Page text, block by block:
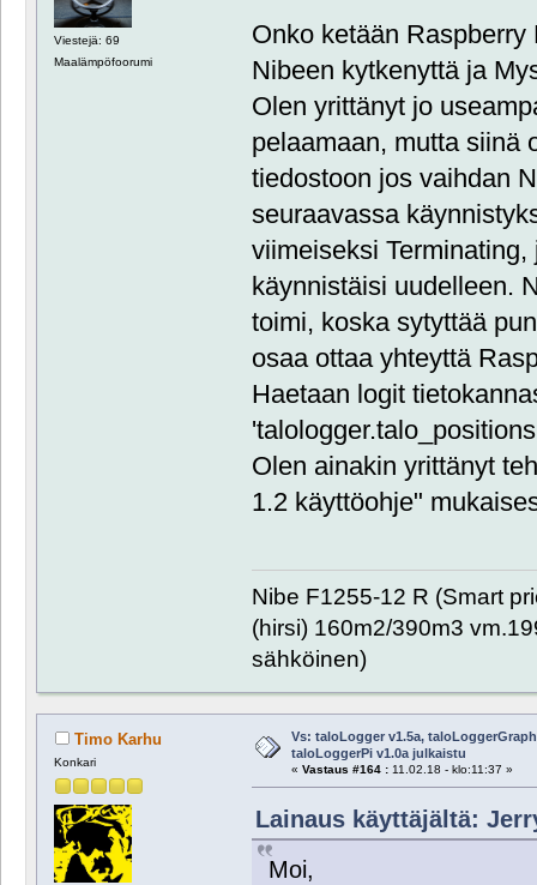
Viestejä: 69
Maalämpöfoorumi
Onko ketään
Nibeen kytkenyttä ja
Olen yrittänyt jo
pelaamaan, mutta siinä
tiedostoon jos vaihdan
seuraavassa
viimeiseksi
käynnistäisi uudelleen.
toimi, koska sytyttää
osaa ottaa yhteyttä
Haetaan logit
Olen ainakin yrittänyt
1.2 käyttöohje"
Nibe F1255-12 R (Smart
(hirsi) 160m2/390m3
sähköinen)
Timo Karhu
Konkari
Vs: taloLogger v1.5a, taloLoggerGraph
taloLoggerPi v1.0a julkaistu
« Vastaus #164 :11.02.18 - klo:11:37 »
Lainaus käyttäjältä:
Moi,